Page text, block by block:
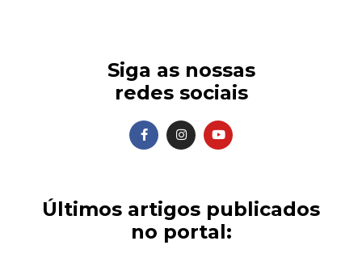
Siga as nossas
redes sociais
Últimos artigos publicados
no portal: